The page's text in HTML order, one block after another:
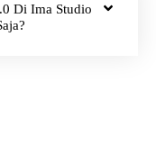
Di Ima Studio